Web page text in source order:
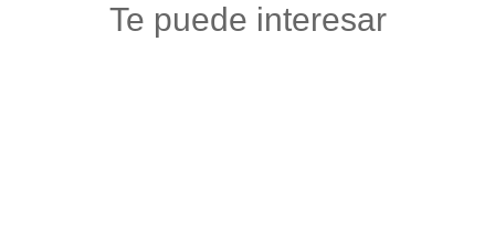
Te puede interesar